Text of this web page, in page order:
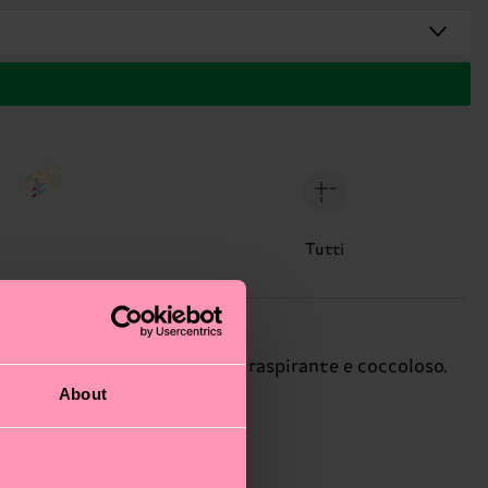
About
Tutti
cotone pettinato, traspirante e coccoloso.